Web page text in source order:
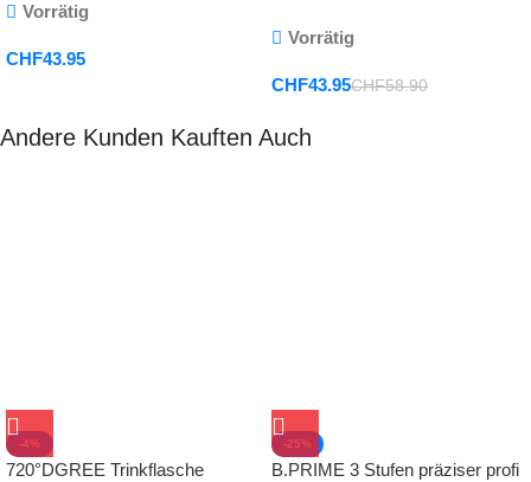
Vorrätig
CHF43.95
Vorrätig
CHF43.95CHF58.90
Andere Kunden Kauften Auch
-4%
720°DGREE Trinkflasche
-25%
B.PRIME 3 Stufen präziser profi